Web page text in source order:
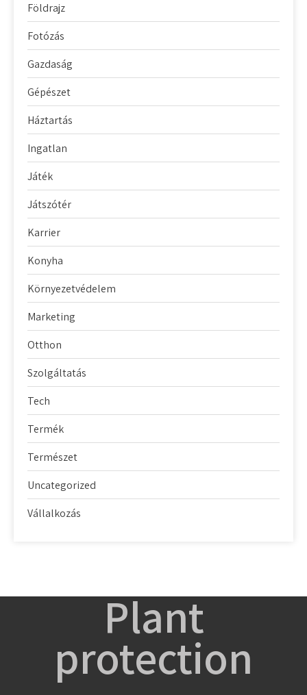
Földrajz
Fotózás
Gazdaság
Gépészet
Háztartás
Ingatlan
Játék
Játszótér
Karrier
Konyha
Környezetvédelem
Marketing
Otthon
Szolgáltatás
Tech
Termék
Természet
Uncategorized
Vállalkozás
Plant
protection